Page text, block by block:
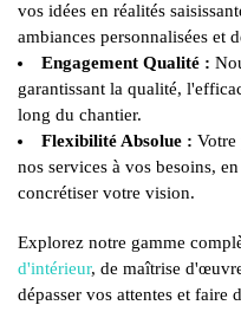
vos idées en réalités
ambiances personnalisées et
Engagement Qualité :
garantissant la qualité,
long du chantier.
Flexibilité Absolue : Votre
nos services à vos besoins,
concrétiser votre vision.
Explorez notre gamme
d'intérieur, de maîtrise
dépasser vos attentes et faire